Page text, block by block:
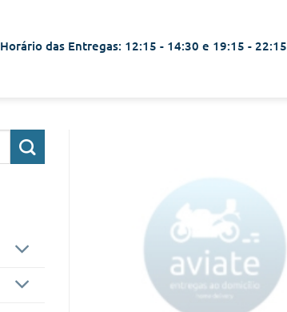
Horário das Entregas: 12:15 - 14:30 e 19:15 - 22:15